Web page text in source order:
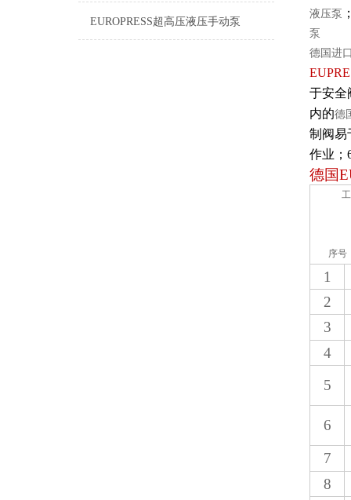
EUROPRESS超高压液压手动泵
液压泵
泵
德国进
于安全
内的德
制阀易
作业；
德国
序号
1
2
3
4
5
6
7
8